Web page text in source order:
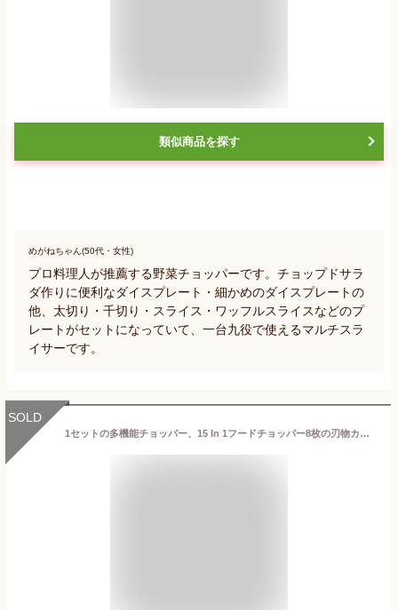
類似商品を探す
めがねちゃん(50代・女性)
プロ料理人が推薦する野菜チョッパーです。チョップドサラ
ダ作りに便利なダイスプレート・細かめのダイスプレートの
他、太切り・千切り・スライス・ワッフルスライスなどのプ
レートがセットになっていて、一台九役で使えるマルチスラ
イサーです。
SOLD
1セットの多機能チョッパー、15 In 1フードチョッパー8枚の刃物カッターとコンテナー、キッチン野菜玉ねぎチョッパースライサー、ポテトシュレッダーサラダチョッパー（31.75 * 10.92cm）